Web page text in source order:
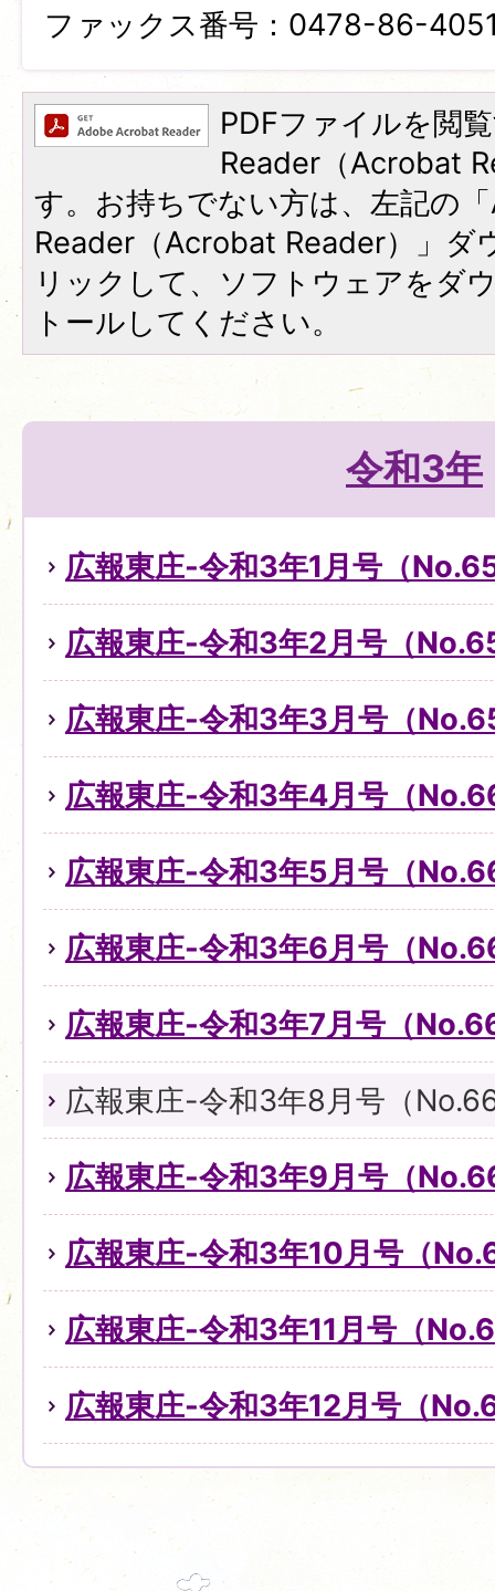
ファックス番号：0478-86-
PDFファイルを閲
Reader（Acrobat
す。お持ちでない方は、左記の
Reader（Acrobat Reader）」ダ
リックして、ソフトウェアをダ
トールしてください。
令和3年
広報東庄-令和3年1月号（
広報東庄-令和3年2月号（
広報東庄-令和3年3月号（
広報東庄-令和3年4月号（
広報東庄-令和3年5月号（
広報東庄-令和3年6月号（
広報東庄-令和3年7月号（
広報東庄-令和3年8月号（
広報東庄-令和3年9月号（
広報東庄-令和3年10月号（
広報東庄-令和3年11月号（
広報東庄-令和3年12月号（